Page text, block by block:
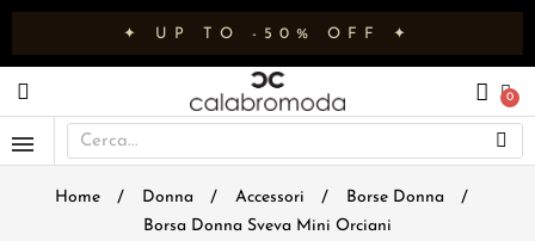
✦ UP TO -50% OFF ✦
Home Donna Accessori
Borse Donna
Borsa Donna Sveva Mini Orciani